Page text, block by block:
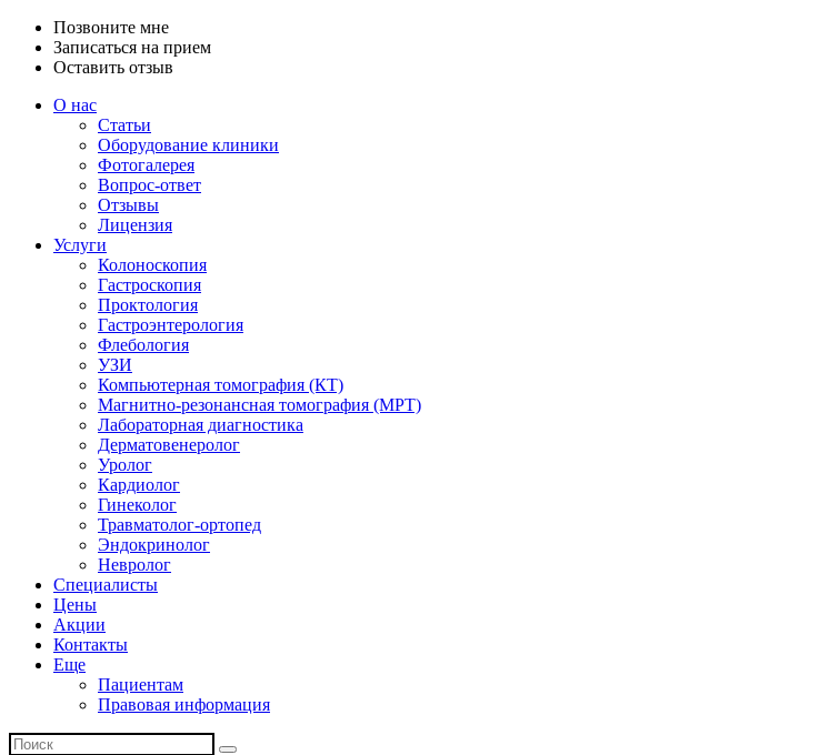
Позвоните мне
Записаться на прием
Оставить отзыв
О нас
Статьи
Оборудование клиники
Фотогалерея
Вопрос-ответ
Отзывы
Лицензия
Услуги
Колоноскопия
Гастроскопия
Проктология
Гастроэнтерология
Флебология
УЗИ
Компьютерная томография (КТ)
Магнитно-резонансная томография (МРТ)
Лабораторная диагностика
Дерматовенеролог
Уролог
Кардиолог
Гинеколог
Травматолог-ортопед
Эндокринолог
Невролог
Специалисты
Цены
Акции
Контакты
Еще
Пациентам
Правовая информация